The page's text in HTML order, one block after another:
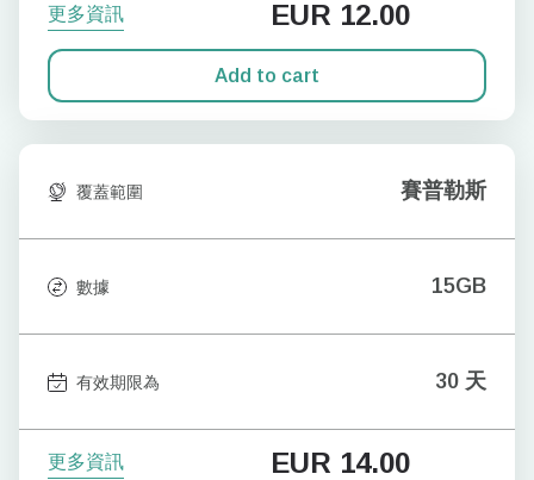
更多資訊 EUR 12.00
Add to cart
覆蓋範圍 賽普勒斯
數據 15GB
有效期限為 30 天
更多資訊 EUR 14.00